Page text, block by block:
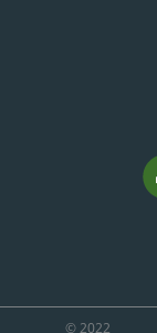
© 2022